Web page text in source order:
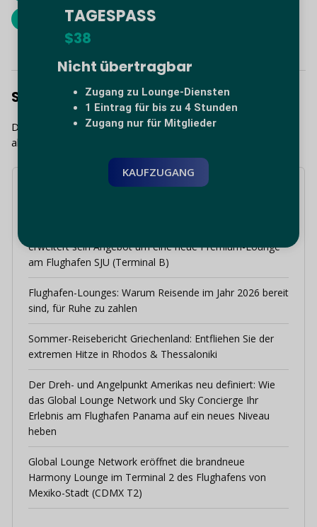
Reise-Trends
Schreibe einen Kommentar
Du musst angemeldet sein, um einen Kommentar
abzugeben.
erweitert sein Angebot um eine neue Premium-Lounge
am Flughafen SJU (Terminal B)
Flughafen-Lounges: Warum Reisende im Jahr 2026 bereit
sind, für Ruhe zu zahlen
Sommer-Reisebericht Griechenland: Entfliehen Sie der
extremen Hitze in Rhodos & Thessaloniki
Der Dreh- und Angelpunkt Amerikas neu definiert: Wie
das Global Lounge Network und Sky Concierge Ihr
Erlebnis am Flughafen Panama auf ein neues Niveau
heben
Global Lounge Network eröffnet die brandneue
Harmony Lounge im Terminal 2 des Flughafens von
Mexiko-Stadt (CDMX T2)
TAGESPASS
$38
Nicht übertragbar
Zugang zu Lounge-Diensten
1 Eintrag für bis zu 4 Stunden
Zugang nur für Mitglieder
KAUFZUGANG